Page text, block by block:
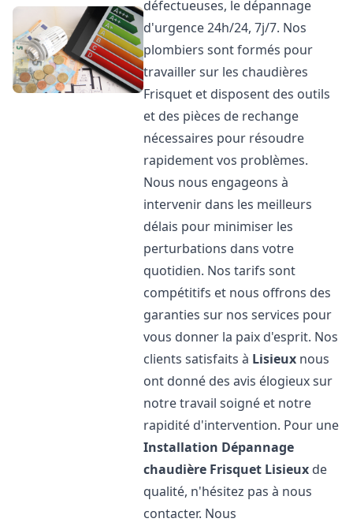
défectueuses, le dépannage
d'urgence 24h/24, 7j/7. Nos
plombiers sont formés pour
travailler sur les chaudières
Frisquet et disposent des outils
et des pièces de rechange
nécessaires pour résoudre
rapidement vos problèmes.
Nous nous engageons à
intervenir dans les meilleurs
délais pour minimiser les
perturbations dans votre
quotidien. Nos tarifs sont
compétitifs et nous offrons des
garanties sur nos services pour
vous donner la paix d'esprit. Nos
clients satisfaits à Lisieux nous
ont donné des avis élogieux sur
notre travail soigné et notre
rapidité d'intervention. Pour une
Installation Dépannage
chaudière Frisquet Lisieux de
qualité, n'hésitez pas à nous
contacter. Nous